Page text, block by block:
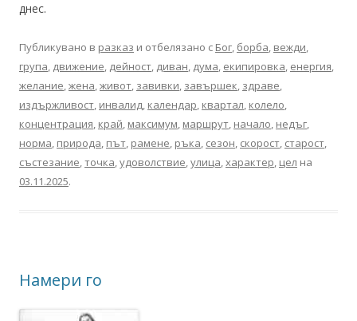
днес.
Публикувано в разказ и отбелязано с Бог, борба, вежди,
група, движение, дейност, диван, дума, екипировка, енергия,
желание,жена,живот, завивки, завършек, здраве,
издържливост, инвалид, календар, квартал, колело,
концентрация, край, максимум, маршрут, начало, недъг,
норма, природа, път, рамене, ръка, сезон, скорост, старост,
състезание,точка,удоволствие,улица,характер, цел на
03.11.2025.
Намери го